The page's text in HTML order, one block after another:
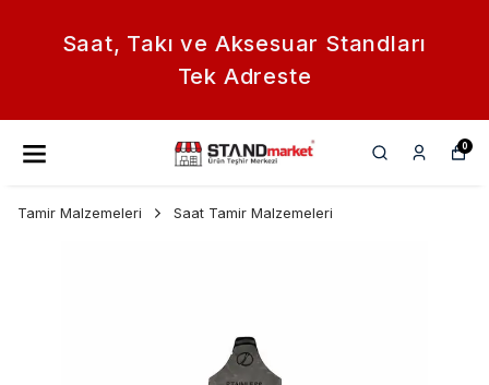
Saat, Takı ve Aksesuar Standları
Tek Adreste
0
Tamir Malzemeleri Saat Tamir Malzemeleri